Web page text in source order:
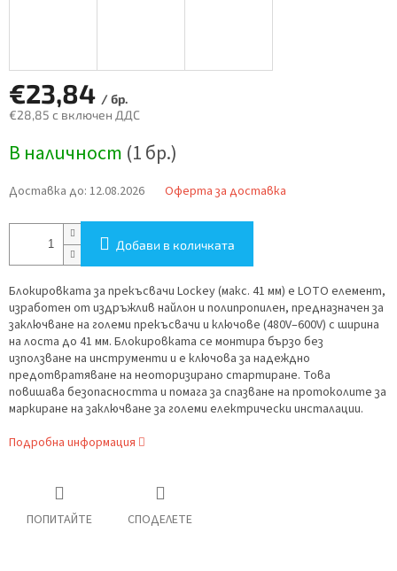
€23,84 / бр.
€28,85 с включен ДДС
на
В наличност (1 бр.)
Доставка до: 12.08.2026 Оферта за доставка
Добави в количката
Блокировката за прекъсвачи Lockey (макс. 41 мм) е LOTO елемент,
изработен от издръжлив найлон и полипропилен, предназначен за
заключване на големи прекъсвачи и ключове (480V–600V) с ширина
на лоста до 41 мм. Блокировката се монтира бързо без
използване на инструменти и е ключова за надеждно
предотвратяване на неоторизирано стартиране. Това
повишава безопасността и помага за спазване на протоколите за
маркиране на заключване за големи електрически инсталации.
Подробна информация
ПОПИТАЙТЕ СПОДЕЛЕТЕ